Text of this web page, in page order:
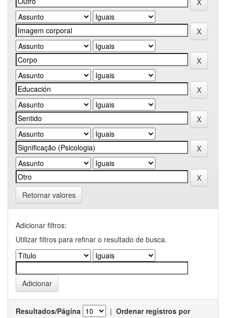
Retornar valores
Adicionar filtros:
Utilizar filtros para refinar o resultado de busca.
Resultados/Página | Ordenar registros por